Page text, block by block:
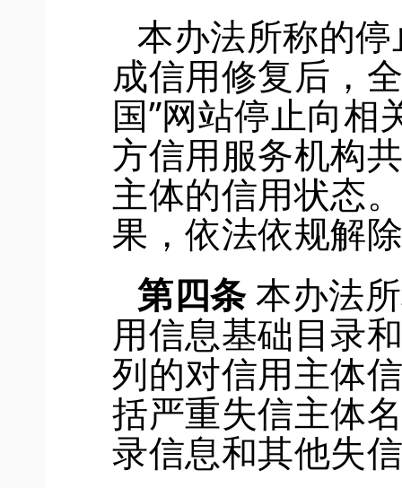
本办法所称的停
成信用修复后，
国”网站停止向相
方信用服务机构
主体的信用状态
果，依法依规解
第四条本办法
用信息基础目录
列的对信用主体
括严重失信主体
录信息和其他失